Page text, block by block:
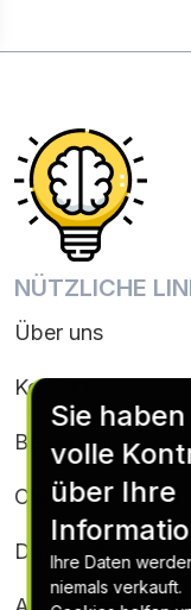
NÜTZLICHE
Über uns
Kontakt
Bedingungen &
Cookie-Richtlinie
Datenschutz
Sie
volle
über Ihre
Ihre Daten
niemals verkauft.